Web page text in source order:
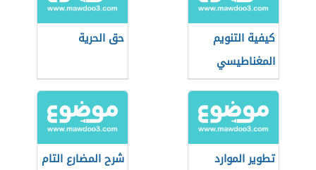
كيفية التنويم
المغناطيسي
حق الحرية
تطوير الموارد
شرح المضارع التام